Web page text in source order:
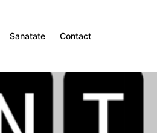
Sanatate Contact